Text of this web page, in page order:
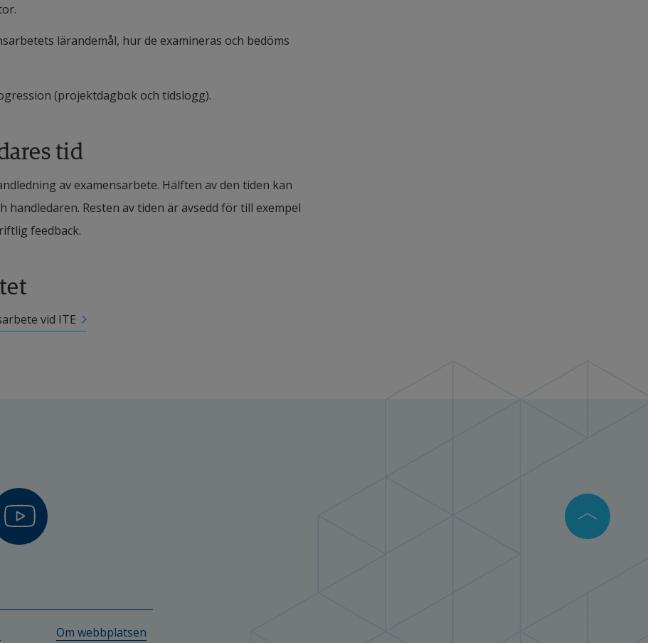
lärandemål, hur de examineras och bedöms
(projektdagbok och tidslogg).
tid
av examensarbete. Hälften av den tiden kan
Resten av tiden är avsedd för till exempel
feedback.
vid ITE
Om webbplatsen